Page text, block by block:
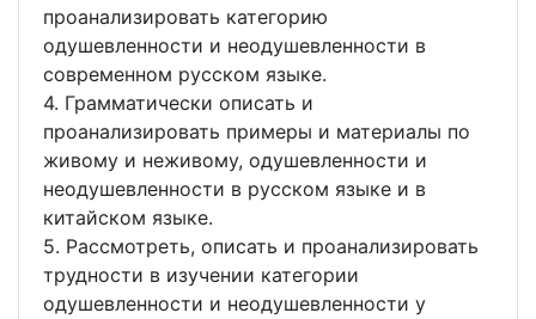
проанализировать категорию
одушевленности и неодушевленности в
современном русском языке.
4. Грамматически описать и
проанализировать примеры и материалы по
живому и неживому, одушевленности и
неодушевленности в русском языке и в
китайском языке.
5. Рассмотреть, описать и проанализировать
трудности в изучении категории
одушевленности и неодушевленности у